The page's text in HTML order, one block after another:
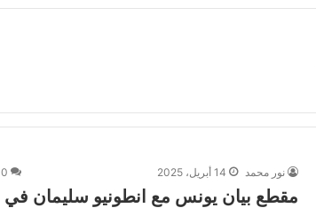
نور محمد 14 أبريل، 2025 0
مقطع بيان يونس مع انطونيو سليمان في